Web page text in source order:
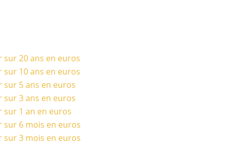
sur 20 ans en euros
sur 10 ans en euros
sur 5 ans en euros
sur 3 ans en euros
sur 1 an en euros
sur 6 mois en euros
sur 3 mois en euros